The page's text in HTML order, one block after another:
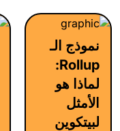
نموذج الـ
Rollup:
لماذا هو
الأمثل
لبيتكوين